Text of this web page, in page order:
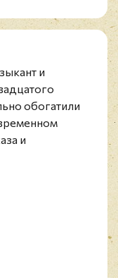
и
обогатили
и
стиля,
свои
в